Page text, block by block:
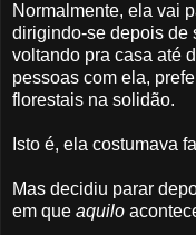
Normalmente, ela vai
dirigindo-se depois de
voltando pra casa até
pessoas com ela,
florestais na solidão.
Isto é, ela costumava
Mas decidiu parar
em que aquilo